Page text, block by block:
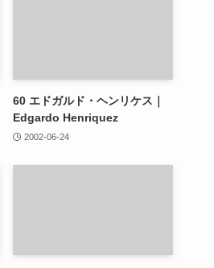
60 エドガルド・ヘンリケス｜
Edgardo Henriquez
2002-06-24